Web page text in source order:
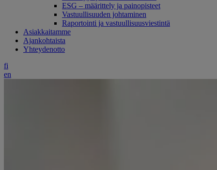
ESG – määrittely ja painopisteet
Vastuullisuuden johtaminen
Raportointi ja vastuullisuusviestintä
Asiakkaitamme
Ajankohtaista
Yhteydenotto
fi
en